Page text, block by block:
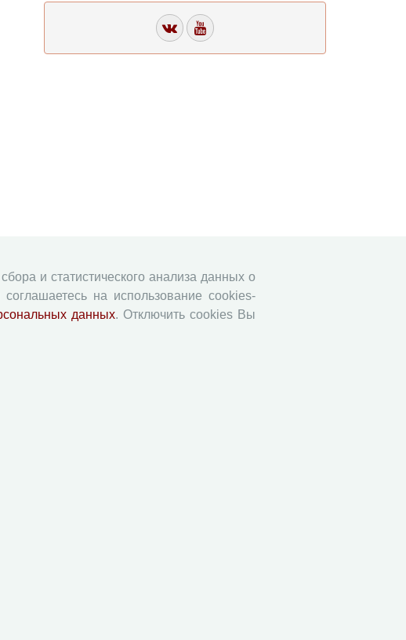
и статистического анализа данных о
на использование cookies-
данных. Отключить cookies Вы